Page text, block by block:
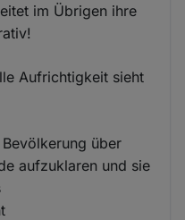
im Übrigen ihre
Aufrichtigkeit sieht
über
aufzuklaren und sie